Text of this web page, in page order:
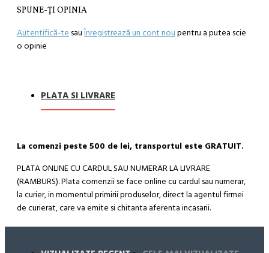
SPUNE-ŢI OPINIA
Autentifică-te sauÎnregistrează un cont nou pentru a putea scie
o opinie
PLATA SI LIVRARE
La comenzi peste 500 de lei, transportul este GRATUIT.
PLATA ONLINE CU CARDUL SAU NUMERAR LA LIVRARE
(RAMBURS). Plata comenzii se face online cu cardul sau numerar,
la curier, in momentul primirii produselor, direct la agentul firmei
de curierat, care va emite si chitanta aferenta incasarii.
Cum se face livrarea produselor: